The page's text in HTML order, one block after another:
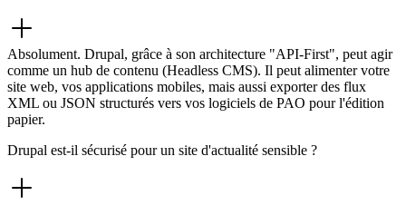
Absolument. Drupal, grâce à son architecture "API-First", peut agir
comme un hub de contenu (Headless CMS). Il peut alimenter votre
site web, vos applications mobiles, mais aussi exporter des flux
XML ou JSON structurés vers vos logiciels de PAO pour l'édition
papier.
Drupal est-il sécurisé pour un site d'actualité sensible ?